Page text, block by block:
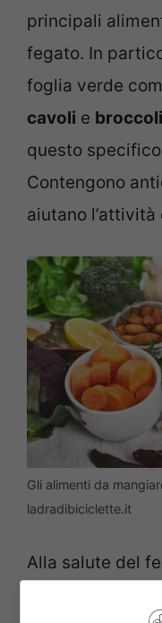
principali
fegato. In
foglia verde
cavoli e broccoli
questo
Contengono
aiutano l’attività
Gli alimenti da
ladradibiciclette.it
Alla salute del